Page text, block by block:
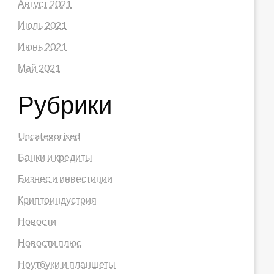
Август 2021
Июль 2021
Июнь 2021
Май 2021
Рубрики
Uncategorised
Банки и кредиты
Бизнес и инвестиции
Криптоиндустрия
Новости
Новости плюс
Ноутбуки и планшеты